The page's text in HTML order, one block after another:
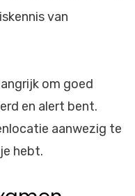
van
om goed
en alert bent.
aanwezig te
hebt.